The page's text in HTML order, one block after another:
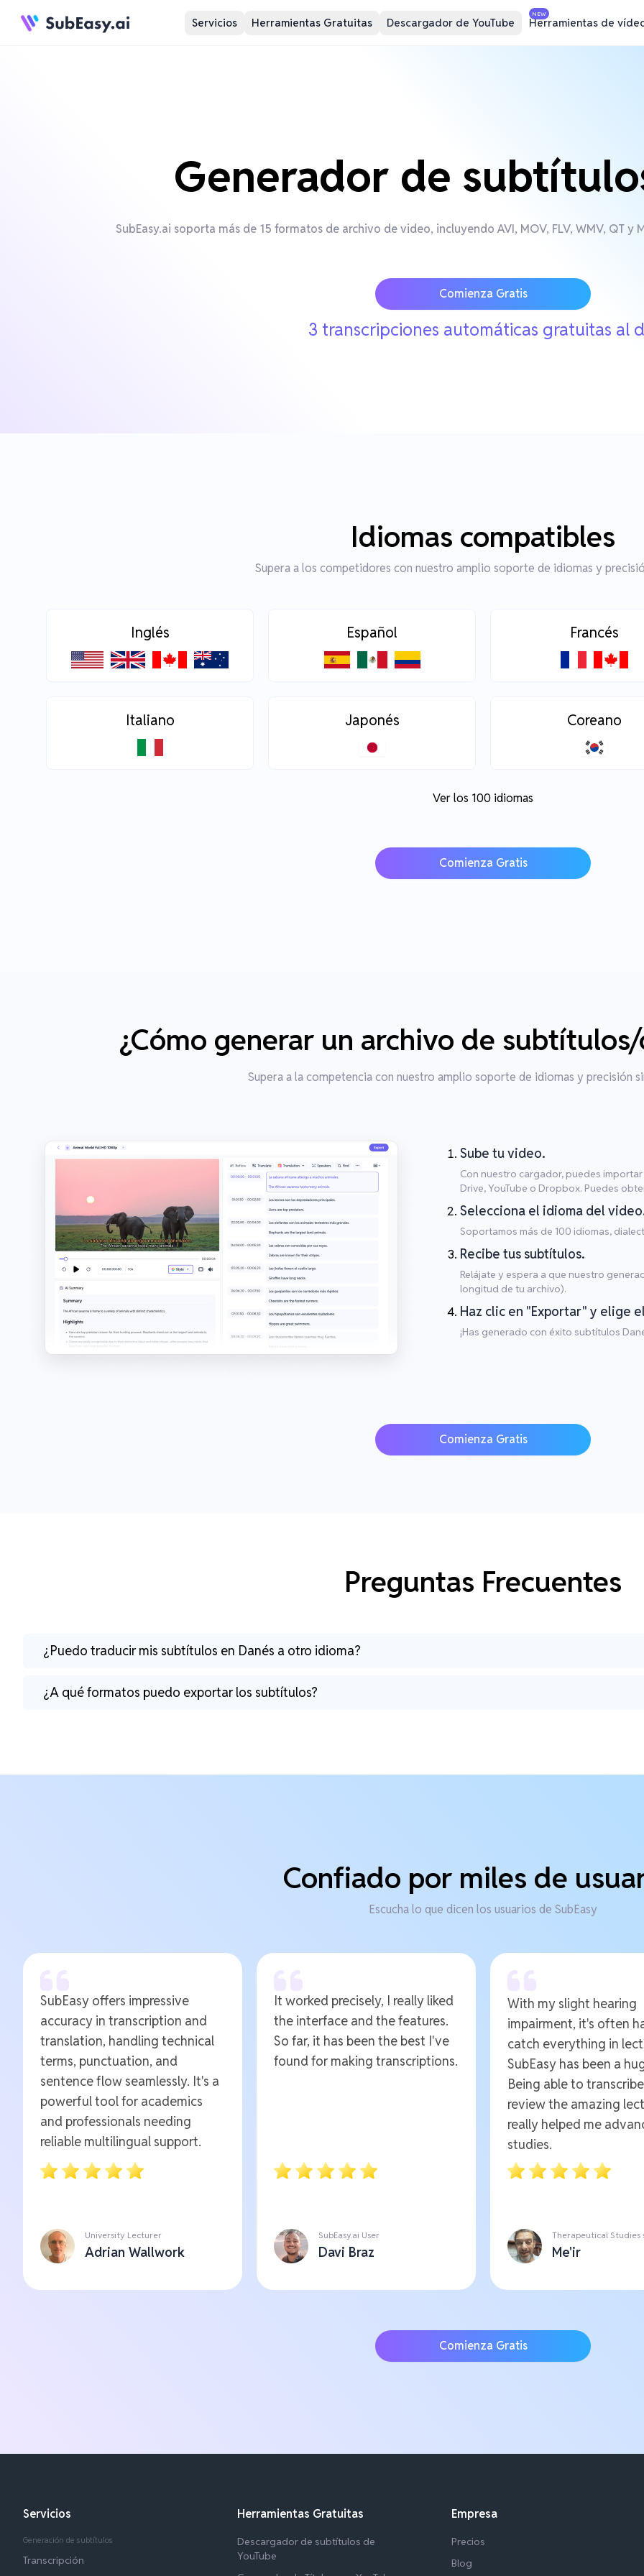
Servicios Herramientas Gratuitas Descargador de YouTube
NEW
Herramientas de
Generador de
SubEasy.ai soporta más de 15 formatos de archivo de video, incluyendo AVI, MOV, FLV, WMV, QT
Comienza Gratis
3 transcripciones automáticas gratuitas al
Idiomas compatibles
Supera a los competidores con nuestro amplio soporte de idiomas y
Inglés Español Francés
Italiano Japonés Coreano
Ver los 100 idiomas
Comienza Gratis
¿Cómo generar un archivo de
Supera a la competencia con nuestro amplio soporte de idiomas y precisión
Sube tu video.
Con nuestro cargador, puedes
Drive, YouTube o Dropbox. Puedes
Selecciona el idioma del
Soportamos más de 100 idiomas,
Recibe tus subtítulos.
Relájate y espera a que nuestro
longitud de tu archivo).
Haz clic en "Exportar" y elige
¡Has generado con éxito subtítulos
Comienza Gratis
Preguntas Frecuentes
¿Puedo traducir mis subtítulos en Danés a otro idioma?
¿A qué formatos puedo exportar los subtítulos?
Confiado por miles de
Escucha lo que dicen los usuarios de SubEasy
SubEasy offers impressive
accuracy in transcription and
translation, handling technical
terms, punctuation, and
sentence flow seamlessly. It's a
powerful tool for academics
and professionals needing
reliable multilingual support.
University Lecturer
Adrian Wallwork
It worked precisely, I really liked
the interface and the features.
So far, it has been the best I've
found for making transcriptions.
SubEasy.ai User
Davi Braz
With my slight hearing
impairment, it's often
catch everything in
SubEasy has been a
Being able to
review the amazing
really helped me
studies.
Therapeutical Studies
Me'ir
Comienza Gratis
Servicios
Generación de subtítulos
Transcripción
Herramientas Gratuitas
Descargador de subtítulos de
YouTube
Empresa
Precios
Blog